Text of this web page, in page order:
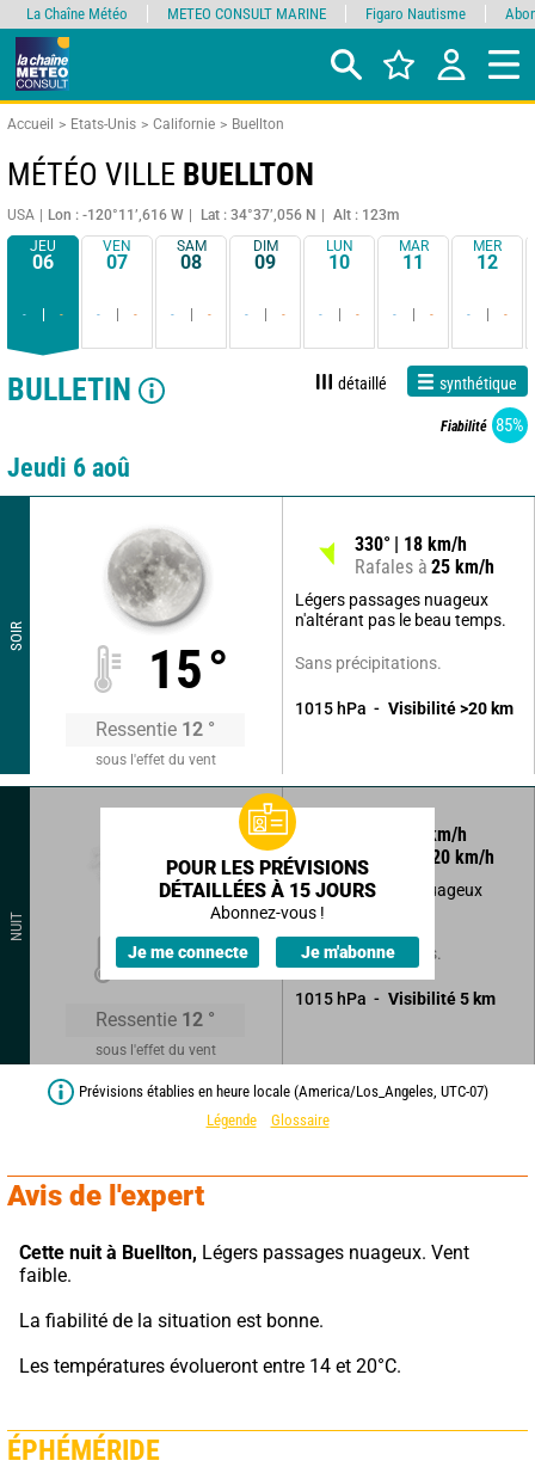
Accueil Etats-Unis Californie Buellton
MÉTÉO VILLE BUELLTON
USA Lon : -120°11’,616 W Lat : 34°37’,056 N
Alt : 123m
JEU
06
- -
VEN
07
- -
SAM
08
- -
DIM
09
- -
LUN
10
- -
MAR
11
- -
MER
12
- -
BULLETIN détaillé synthétique
Fiabilité 85%
Jeudi 6 aoû
SOIR
15°
Ressentie 12 °
sous l'effet du vent
330° 18 km/h
Rafales à 25 km/h
Légers passages nuageux
n'altérant pas le beau temps.
Sans précipitations.
1015 hPa Visibilité >20 km
NUIT
14°
Ressentie 12 °
sous l'effet du vent
km/h
Rafales à
20 km/h
Beau temps peu nuageux
devenant variable.
Sans précipitations.
1015 hPa Visibilité 5 km
POUR LES PRÉVISIONS
DÉTAILLÉES À 15 JOURS
Abonnez-vous !
Je me connecte Je m'abonne
Prévisions établies en heure locale (America/Los_Angeles, UTC-07)
Légende
Glossaire
Avis de l'expert
Cette nuit à Buellton, Légers passages nuageux. Vent
faible.
La fiabilité de la situation est bonne.
Les températures évolueront entre 14 et 20°C.
ÉPHÉMÉRIDE
La Chaîne Météo METEO CONSULT MARINE Figaro Nautisme